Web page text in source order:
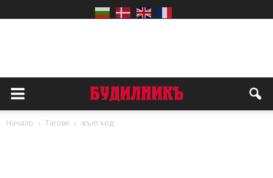
Начало Тагове жълт код